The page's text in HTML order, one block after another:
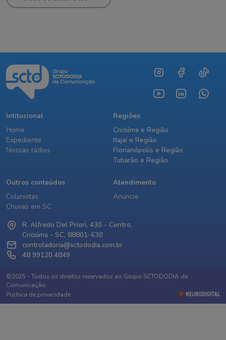
Intitucional
Home
Expediente
Nossas rádios
Regiões
Criciúma e Região
Itajaí e Região
Florianópolis e Região
Tubarão e Região
Outros conteúdos
Colunistas
Chuvas em SC
Atendimento
Anuncie
R. Alfredo Del Priori, 430 - Centro,
Criciúma - SC, 88801-630
controladoria@sctododia.com.br
48 99120.4849
©2025 - Todos os direitos reservados ao Grupo SCTODODIA de
Comunicação.
Política de privacidade